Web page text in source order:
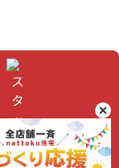
スタッフブログ